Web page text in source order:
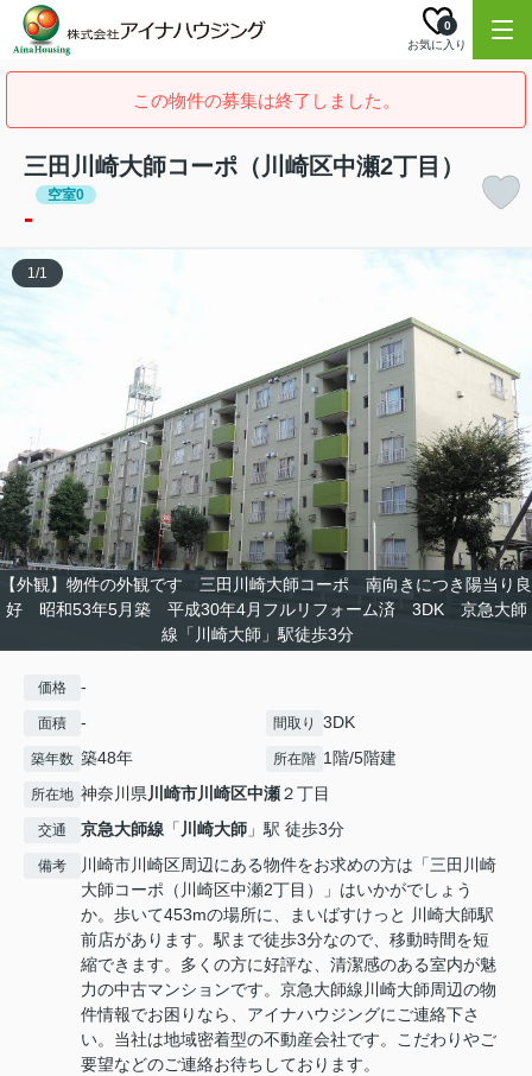
お気に入り
0
この物件の募集は終了しました。
三田川崎大師コーポ（川崎区中瀬2丁目）
空室0
-
【外観】物件の外観です 三田川崎大師コーポ 南向きにつき陽当り良
好 昭和53年5月築 平成30年4月フルリフォーム済 3DK 京急大師
線「川崎大師」駅徒歩3分
1/1
価格 -
面積 - 間取り 3DK
築年数 築48年 所在階 1階/5階建
所在地 神奈川県川崎市川崎区中瀬２丁目
交通 京急大師線 「 川崎大師 」駅 徒歩3分
備考
川崎市川崎区周辺にある物件をお求めの方は「三田川崎
大師コーポ（川崎区中瀬2丁目）」はいかがでしょう
か。歩いて453mの場所に、まいばすけっと 川崎大師駅
前店があります。駅まで徒歩3分なので、移動時間を短
縮できます。多くの方に好評な、清潔感のある室内が魅
力の中古マンションです。京急大師線川崎大師周辺の物
件情報でお困りなら、アイナハウジングにご連絡下さ
い。当社は地域密着型の不動産会社です。こだわりやご
要望などのご連絡お待ちしております。